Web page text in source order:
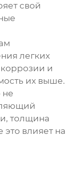
свой
легких
и
их выше.
не
толщина
это влияет на